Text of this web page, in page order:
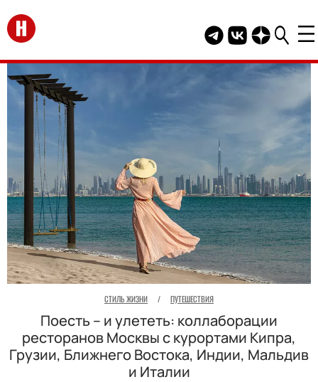
Перейти на главную
Telegram канал
Группа HELLO
Канал
СТИЛЬ ЖИЗНИ / ПУТЕШЕСТВИЯ
Поесть – и улететь: коллаборации
ресторанов Москвы с курортами Кипра,
Грузии, Ближнего Востока, Индии, Мальдив
и Италии